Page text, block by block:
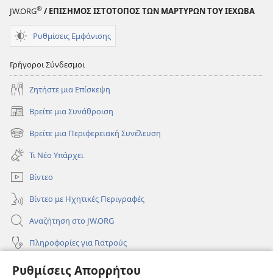
Ρυθμίσεις Απορρήτου
JW.ORG® / ΕΠΙΣΗΜΟΣ ΙΣΤΟΤΟΠΟΣ ΤΩΝ ΜΑΡΤΥΡΩΝ ΤΟΥ ΙΕΧΩΒΑ
Ρυθμίσεις Εμφάνισης
Γρήγοροι Σύνδεσμοι
Ζητήστε μια Επίσκεψη
Βρείτε μια Συνάθροιση
(ανοίγει
νέο
παράθυρο)
Βρείτε μια Περιφερειακή Συνέλευση
(ανοίγει
νέο
παράθυρο)
Τι Νέο Υπάρχει
Βίντεο
Βίντεο με Ηχητικές Περιγραφές
Αναζήτηση στο JW.ORG
Πληροφορίες για Γιατρούς
Πληροφορίες για Επίσημους Φορείς και ΜΜΕ